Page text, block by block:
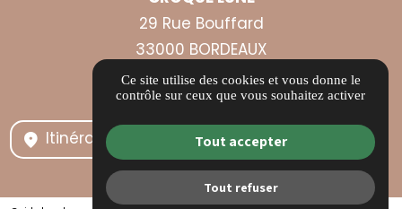
29 Rue Bouffard
33000 BORDEAUX
contact@croquelune.com
05 40 25 07 05
Itinéraire
Ce site utilise des cookies et vous donne le
contrôle sur ceux que vous souhaitez activer
Tout accepter
Tout refuser